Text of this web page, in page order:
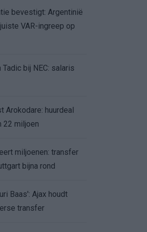
bevestigt: Argentinië
VAR-ingreep op
bij NEC: salaris
Arokodare: huurdeal
22 miljoen
miljoenen: transfer
bijna rond
Baas': Ajax houdt
transfer